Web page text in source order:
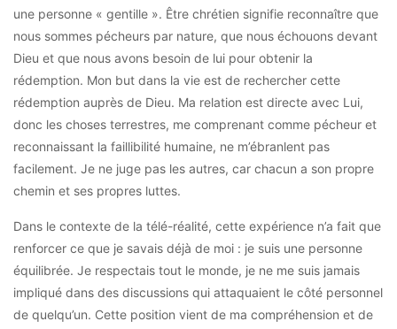
une personne « gentille ». Être chrétien signifie reconnaître que
nous sommes pécheurs par nature, que nous échouons devant
Dieu et que nous avons besoin de lui pour obtenir la
rédemption. Mon but dans la vie est de rechercher cette
rédemption auprès de Dieu. Ma relation est directe avec Lui,
donc les choses terrestres, me comprenant comme pécheur et
reconnaissant la faillibilité humaine, ne m’ébranlent pas
facilement. Je ne juge pas les autres, car chacun a son propre
chemin et ses propres luttes.
Dans le contexte de la télé-réalité, cette expérience n’a fait que
renforcer ce que je savais déjà de moi : je suis une personne
équilibrée. Je respectais tout le monde, je ne me suis jamais
impliqué dans des discussions qui attaquaient le côté personnel
de quelqu’un. Cette position vient de ma compréhension et de